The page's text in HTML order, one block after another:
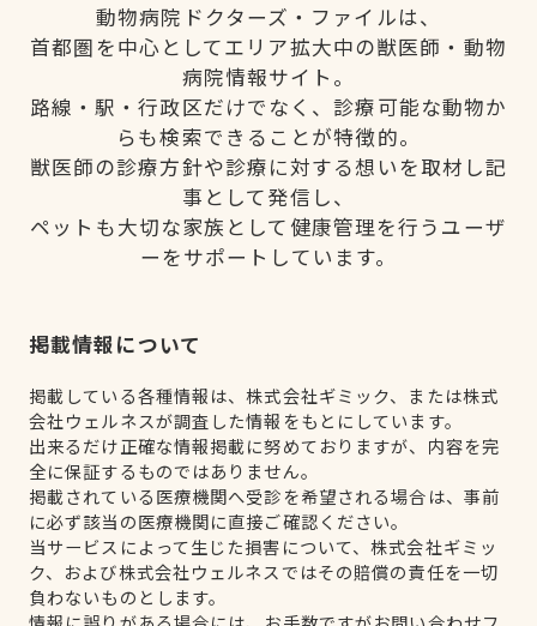
動物病院ドクターズ・ファイルは、
首都圏を中心としてエリア拡大中の獣医師・動物
病院情報サイト。
路線・駅・行政区だけでなく、診療可能な動物か
らも検索できることが特徴的。
獣医師の診療方針や診療に対する想いを取材し記
事として発信し、
ペットも大切な家族として健康管理を行うユーザ
ーをサポートしています。
掲載情報について
掲載している各種情報は、株式会社ギミック、または株式
会社ウェルネスが調査した情報をもとにしています。
出来るだけ正確な情報掲載に努めておりますが、内容を完
全に保証するものではありません。
掲載されている医療機関へ受診を希望される場合は、事前
に必ず該当の医療機関に直接ご確認ください。
当サービスによって生じた損害について、株式会社ギミッ
ク、および株式会社ウェルネスではその賠償の責任を一切
負わないものとします。